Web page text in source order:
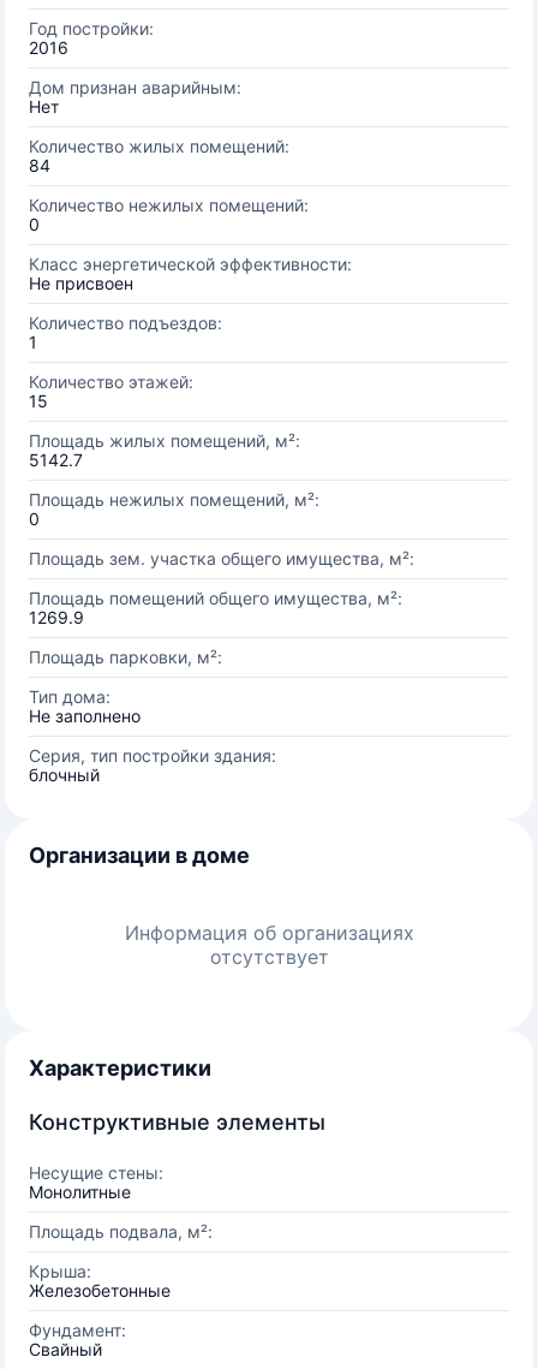
Год постройки:
2016
Дом признан аварийным:
Нет
Количество жилых помещений:
84
Количество нежилых помещений:
0
Класс энергетической эффективности:
Не присвоен
Количество подъездов:
1
Количество этажей:
15
Площадь жилых помещений, м²:
5142.7
Площадь нежилых помещений, м²:
0
Площадь зем. участка общего имущества, м²:
Площадь помещений общего имущества, м²:
1269.9
Площадь парковки, м²:
Тип дома:
Не заполнено
Серия, тип постройки здания:
блочный
Организации в доме
Информация об организациях
отсутствует
Характеристики
Конструктивные элементы
Несущие стены:
Монолитные
Площадь подвала, м²:
Крыша:
Железобетонные
Фундамент:
Свайный